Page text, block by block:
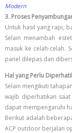
Modern
3. Proses
Untuk hasil yang rapi,
Selain menambah
masuk ke celah-celah.
panel dilepas dan
Hal yang Perlu
Selain mengikuti
wajib diperhatikan
dapat mempengaruhi
Berikut adalah
ACP outdoor berjalan